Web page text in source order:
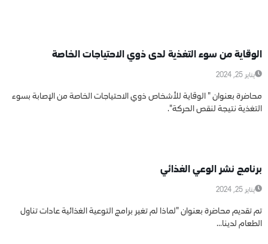
الوقاية من سوء التغذية لدى ذوي الاحتياجات الخاصة
يناير 25, 2024
محاضرة بعنوان " الوقاية للأشخاص ذوي الاحتياجات الخاصة من الإصابة بسوء
التغذية نتيجة لنقص الحركة".
برنامج نشر الوعي الغذائي
يناير 25, 2024
تم تقديم محاضرة بعنوان "لماذا لم تغير برامج التوعية الغذائية عادات تناول
الطعام لدينا...